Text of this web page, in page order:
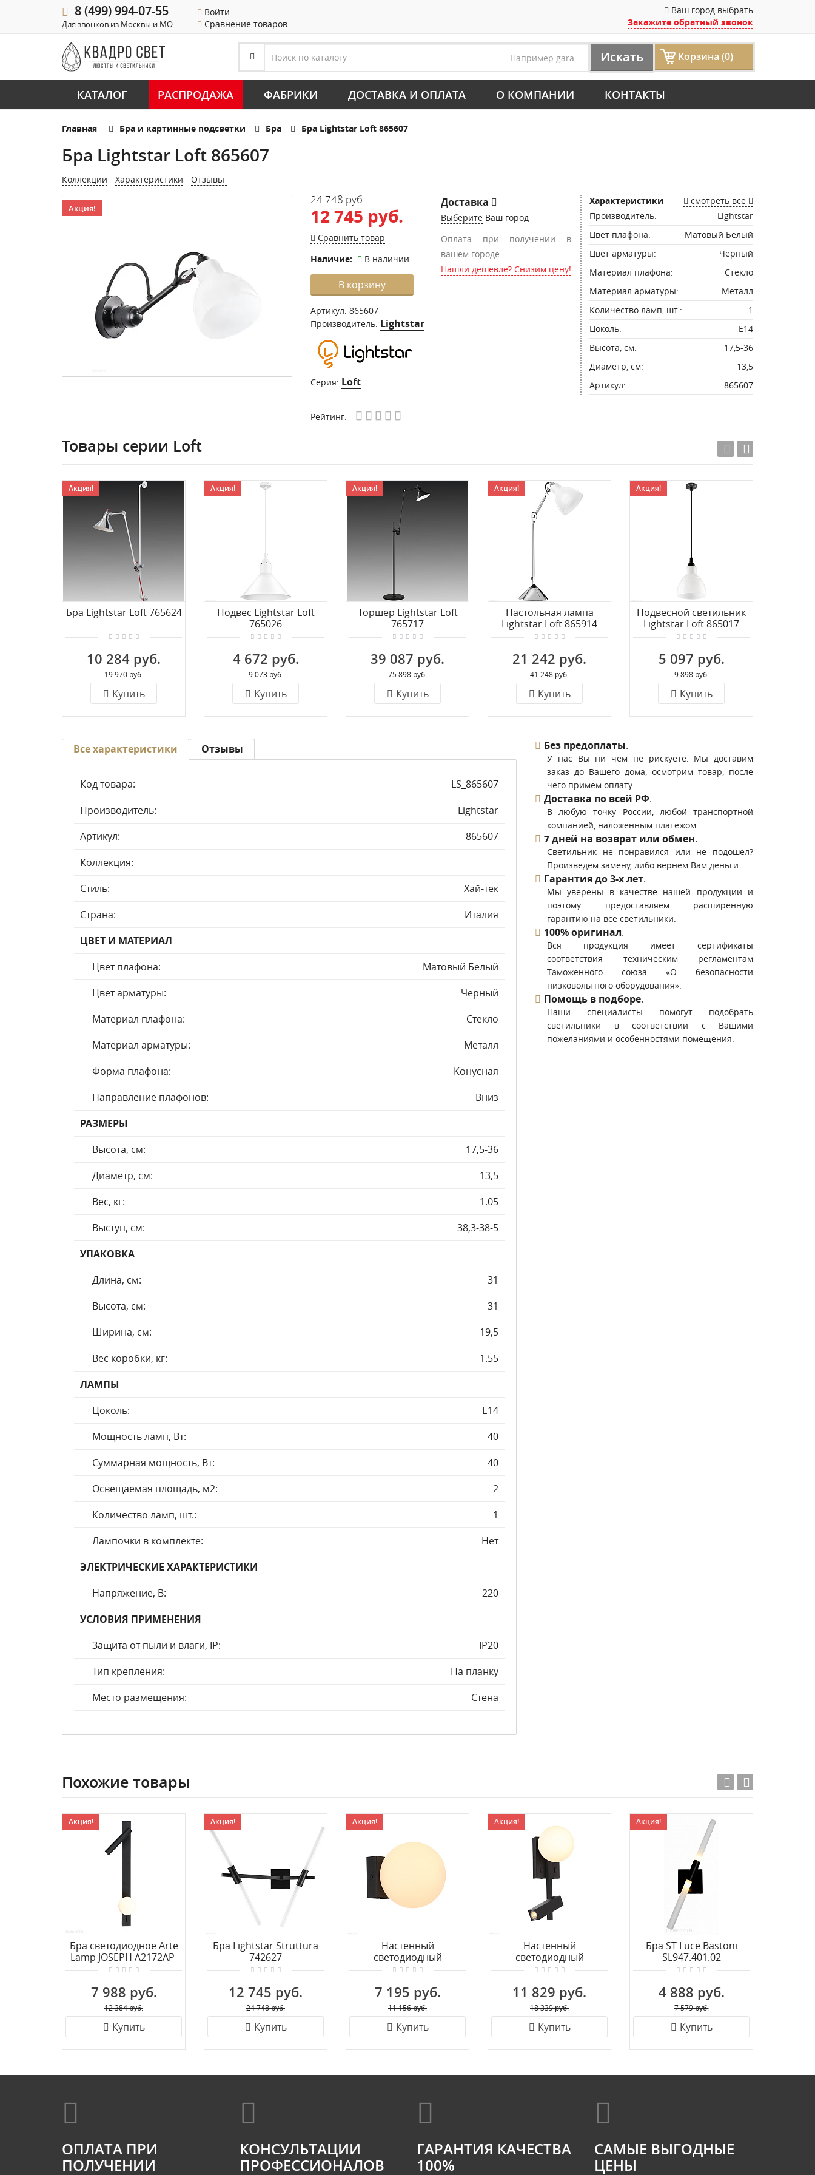
8 (499) 994-07-55
Для звонков из Москвы и МО
Войти
Сравнение товаров
Ваш город выбрать
Закажите обратный звонок
Например gara Искать Корзина (0)
КАТАЛОГ РАСПРОДАЖА ФАБРИКИ ДОСТАВКА И ОПЛАТА О КОМПАНИИ КОНТАКТЫ
Главная Бра и картинные подсветки Бра Бра Lightstar Loft 865607
Бра Lightstar Loft 865607
Коллекции Характеристики Отзывы
Акция!
24 748 руб.
12 745 руб.
Сравнить товар
Наличие:
В наличии
В корзину
Артикул: 865607
Производитель: Lightstar
Серия: Loft
Доставка
Выберите Ваш город
Оплата при получении в
вашем городе.
Нашли дешевле? Снизим цену!
Рейтинг:
Характеристики
смотреть все
Производитель:
Lightstar
Цвет плафона:
Матовый Белый
Цвет арматуры:
Черный
Материал плафона:
Стекло
Материал арматуры:
Металл
Количество ламп, шт.:
1
Цоколь:
E14
Высота, см:
17,5-36
Диаметр, см:
13,5
Артикул:
865607
Товары серии Loft
Акция!
Бра Lightstar Loft 765624
10 284 руб.
19 970 руб.
Купить
Акция!
Подвес Lightstar Loft
765026
4 672 руб.
9 073 руб.
Купить
Акция!
Торшер Lightstar Loft
765717
39 087 руб.
75 898 руб.
Купить
Акция!
Настольная лампа
Lightstar Loft 865914
21 242 руб.
41 248 руб.
Купить
Акция!
Подвесной светильник
Lightstar Loft 865017
5 097 руб.
9 898 руб.
Купить
Все характеристики
Код товара:
LS_865607
Производитель:
Lightstar
Артикул:
865607
Коллекция:
Стиль:
Хай-тек
Страна:
Италия
ЦВЕТ И МАТЕРИАЛ
Цвет плафона:
Матовый Белый
Цвет арматуры:
Черный
Материал плафона:
Стекло
Материал арматуры:
Металл
Форма плафона:
Конусная
Направление плафонов:
Вниз
РАЗМЕРЫ
Высота, см:
17,5-36
Диаметр, см:
13,5
Вес, кг:
1.05
Выступ, см:
38,3-38-5
УПАКОВКА
Длина, см:
31
Высота, см:
31
Ширина, см:
19,5
Вес коробки, кг:
1.55
ЛАМПЫ
Цоколь:
E14
Мощность ламп, Вт:
40
Суммарная мощность, Вт:
40
Освещаемая площадь, м2:
2
Количество ламп, шт.:
1
Лампочки в комплекте:
Нет
ЭЛЕКТРИЧЕСКИЕ ХАРАКТЕРИСТИКИ
Напряжение, В:
220
УСЛОВИЯ ПРИМЕНЕНИЯ
Защита от пыли и влаги, IP:
IP20
Тип крепления:
На планку
Место размещения:
Стена
Отзывы Без предоплаты.
У нас Вы ни чем не рискуете. Мы доставим
заказ до Вашего дома, осмотрим товар, после
чего примем оплату.
Доставка по всей РФ.
В любую точку России, любой транспортной
компанией, наложенным платежом.
7 дней на возврат или обмен.
Светильник не понравился или не подошел?
Произведем замену, либо вернем Вам деньги.
Гарантия до 3-х лет.
Мы уверены в качестве нашей продукции и
поэтому предоставляем расширенную
гарантию на все светильники.
100% оригинал.
Вся продукция имеет сертификаты
соответствия техническим регламентам
Таможенного союза «О безопасности
низковольтного оборудования».
Помощь в подборе.
Наши специалисты помогут подобрать
светильники в соответствии с Вашими
пожеланиями и особенностями помещения.
Похожие товары
Акция!
Бра светодиодное Arte
Lamp JOSEPH A2172AP-
2BK
7 988 руб.
12 384 руб.
Купить
Акция!
Бра Lightstar Struttura
742627
12 745 руб.
24 748 руб.
Купить
Акция!
Настенный
светодиодный
светильник ST Luce
7 195 руб.
11 156 руб.
Купить
Акция!
Настенный
светодиодный
светильник ST Luce
11 829 руб.
18 339 руб.
Купить
Акция!
Бра ST Luce Bastoni
SL947.401.02
4 888 руб.
7 579 руб.
Купить
ОПЛАТА ПРИ
ПОЛУЧЕНИИ
КОНСУЛЬТАЦИИ
ПРОФЕССИОНАЛОВ
ГАРАНТИЯ КАЧЕСТВА
100%
САМЫЕ ВЫГОДНЫЕ
ЦЕНЫ